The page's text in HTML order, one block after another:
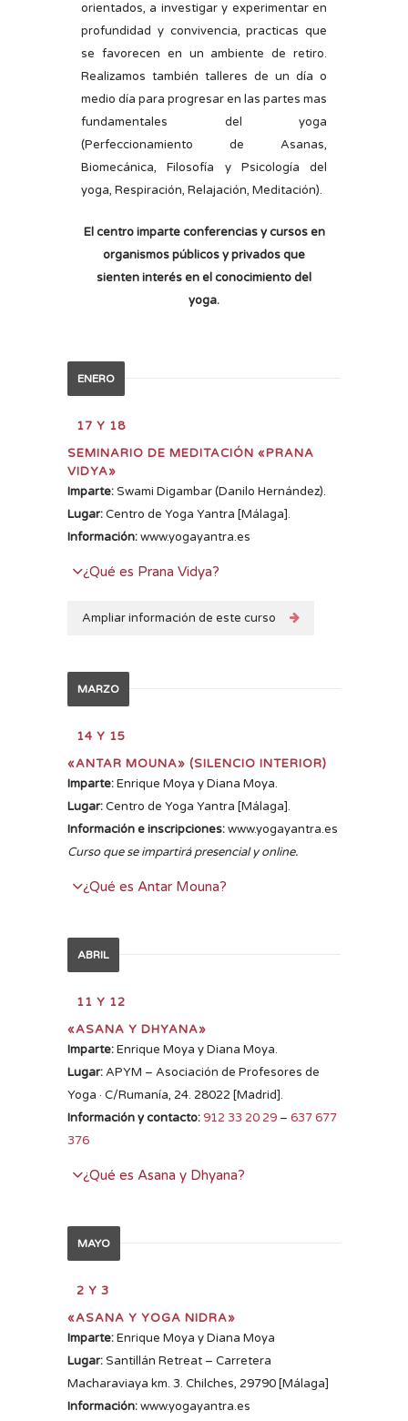
orientados, a investigar y experimentar en
profundidad y convivencia, practicas que
se favorecen en un ambiente de retiro.
Realizamos también talleres de un día o
medio día para progresar en las partes mas
fundamentales del yoga
(Perfeccionamiento de Asanas,
Biomecánica, Filosofía y Psicología del
yoga, Respiración, Relajación, Meditación).
El centro imparte conferencias y cursos en
organismos públicos y privados que
sienten interés en el conocimiento del
yoga.
ENERO
17 Y 18
SEMINARIO DE MEDITACIÓN «PRANA
VIDYA»
Imparte:Swami Digambar (Danilo Hernández).
Lugar:Centro de Yoga Yantra [Málaga].
Información:www.yogayantra.es
¿Qué es Prana Vidya?
La palabra vidya proviene de la raíz sánscrita
fuerza vital". También se puede decir que
es un sistema de meditación a través del cual
adquirimos conocimiento de un particular
aspecto de la conciencia conocido como prana,
la fuerza vital que impregna todo el cuerpo.
Prana vidya es una técnica de curación pránica.
Ampliar información de este curso
MARZO
14 Y 15
«ANTAR MOUNA» (SILENCIO INTERIOR)
Imparte:Enrique Moya y Diana Moya.
Lugar:Centro de Yoga Yantra [Málaga].
Información e inscripciones:www.yogayantra.es
Curso que se impartirá presencial y online.
¿Qué es Antar Mouna?
recuperada para estos tiempos por el maestro
Swami Satyananda. La dinámica de esta
práctica es observar la actividad mental. Desde
fuertemente adquiridas que a veces atentan a
ABRIL
11 Y 12
«ASANA Y DHYANA»
Imparte:Enrique Moya y Diana Moya.
Lugar:APYM – Asociación de Profesores de
Yoga · C/Rumanía, 24. 28022 [Madrid].
Información y contacto:912 33 20 29 – 637 677
376
¿Qué es Asana y Dhyana?
refiere a la salud como la capacidad de
establecerse en uno mismo. En este curso
teórico – práctico profundizaremos en dos
MAYO
2 Y 3
«ASANA Y YOGA NIDRA»
Imparte:Enrique Moya y Diana Moya
Lugar:Santillán Retreat – Carretera
Macharaviaya km. 3. Chilches, 29790 [Málaga]
Información:www.yogayantra.es